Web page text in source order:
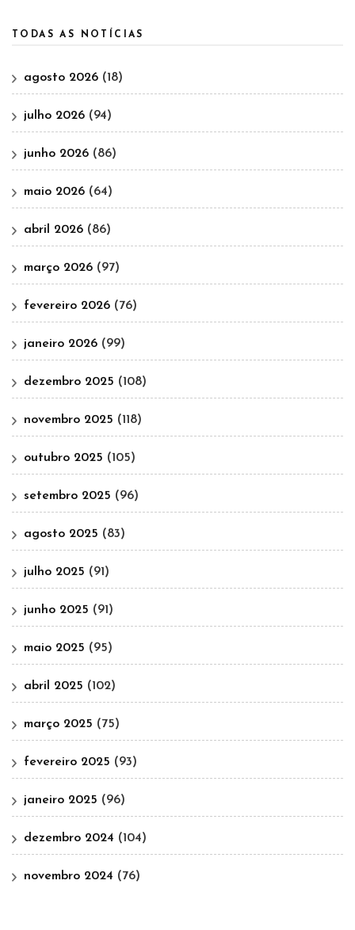
TODAS AS NOTÍCIAS
agosto 2026 (18)
julho 2026 (94)
junho 2026 (86)
maio 2026 (64)
abril 2026 (86)
março 2026 (97)
fevereiro 2026 (76)
janeiro 2026 (99)
dezembro 2025 (108)
novembro 2025 (118)
outubro 2025 (105)
setembro 2025 (96)
agosto 2025 (83)
julho 2025 (91)
junho 2025 (91)
maio 2025 (95)
abril 2025 (102)
março 2025 (75)
fevereiro 2025 (93)
janeiro 2025 (96)
dezembro 2024 (104)
novembro 2024 (76)